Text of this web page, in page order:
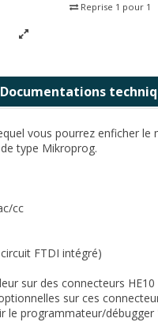
Reprise 1 pour 1
Documentations
vous pourrez enficher
type Mikroprog.
cc
FTDI intégré)
sur des connecteurs HE10
sur ces
le programmateur/